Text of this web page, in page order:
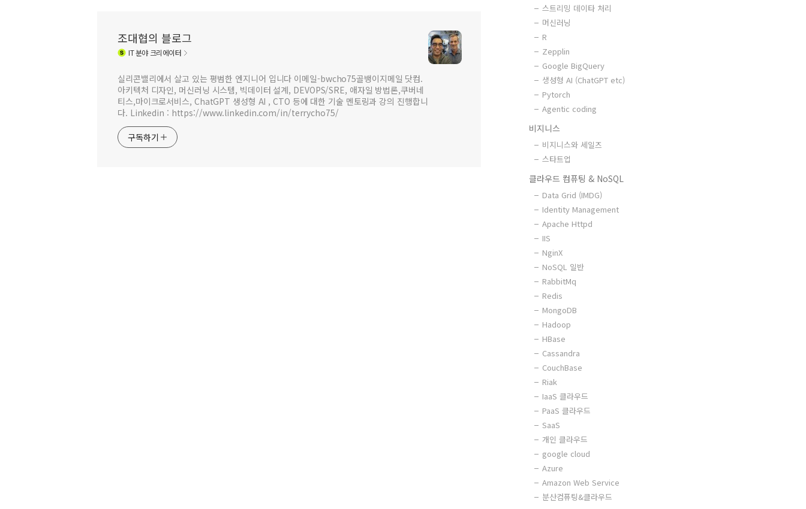
조대협의 블로그
IT분야 크리에이터
실리콘밸리에서 살고 있는 평범한 엔지니어 입니다 이메일-bwcho75골뱅이지메일 닷컴.
아키텍처 디자인, 머신러닝 시스템, 빅데이터 설계, DEVOPS/SRE, 애자일 방법론,쿠버네
티스,마이크로서비스, ChatGPT 생성형 AI , CTO 등에 대한 기술 멘토링과 강의 진행합니
다. Linkedin : https://www.linkedin.com/in/terrycho75/
구독하기
스트리밍 데이타 처리
머신러닝
R
Zepplin
Google BigQuery
생성형 AI (ChatGPT etc)
Pytorch
Agentic coding
비지니스
비지니스와 세일즈
스타트업
클라우드 컴퓨팅 & NoSQL
Data Grid (IMDG)
Identity Management
Apache Httpd
IIS
NginX
NoSQL 일반
RabbitMq
Redis
MongoDB
Hadoop
HBase
Cassandra
CouchBase
Riak
IaaS 클라우드
PaaS 클라우드
SaaS
개인 클라우드
google cloud
Azure
Amazon Web Service
분산컴퓨팅&클라우드